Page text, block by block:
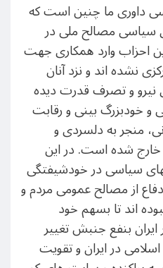
داوری ما چنین است که
سیاسی مصالح ملی در
احزاب وارد همکاری جهت
نشده اند و نزد آنان
نیرو و تصرف قدرت دیده
و خودبزرگ بینی و رقابت
منجر به دلسردی و
شده است. در این
سیاسی در خودشیفتگی
از مصالح عمومی مردم و
اند تا بسهم خود
بنفع جنبش تغییر
در ایران و تقویت